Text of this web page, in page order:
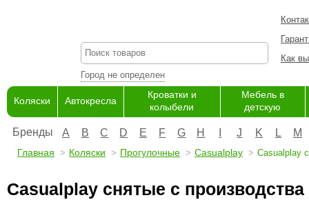
Город не определен
Как
Коляски Автокресла
Кроватки и
колыбели
Мебель в
детскую
Бренды A B C D E F G H J K L M
Главная Коляски Прогулочные Casualplay Casualplay
Casualplay снятые с